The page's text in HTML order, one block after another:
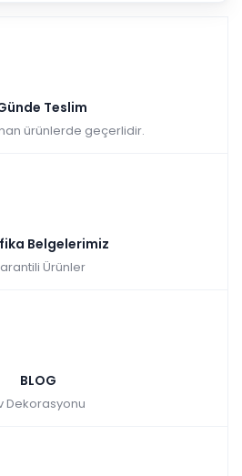
Teslim
ürünlerde geçerlidir.
Belgelerimiz
Ürünler
BLOG
Dekorasyonu